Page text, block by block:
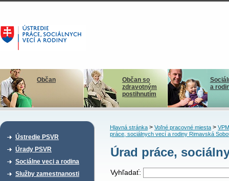
Občan
Občan so
zdravotným
postihnutím
a
Ústredie PSVR
Úrady PSVR
Sociálne veci a rodina
Služby zamestnanosti
Hlavná stránka> Voľné pracovné miesta>
práce, sociálnych vecí a rodiny Rimavská
Úrad práce,
Vyhľadať: